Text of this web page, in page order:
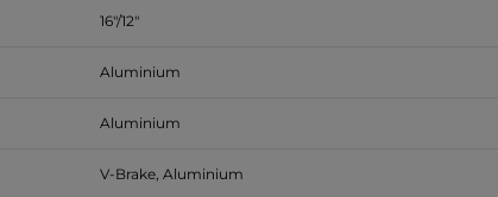
16"/12"
Aluminium
Aluminium
V-Brake, Aluminium